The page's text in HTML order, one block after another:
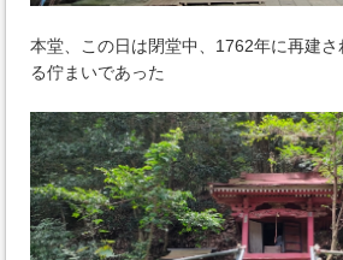
本堂、この日は閉堂中、1762年に再建
る佇まいであった